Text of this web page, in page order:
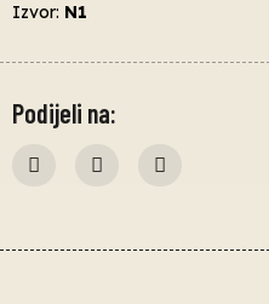
Izvor: N1
Podijeli na: